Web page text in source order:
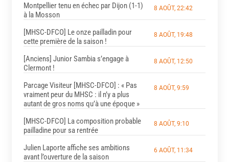
Montpellier tenu en échec par Dijon (1-1)
à la Mosson
8 AOÛT, 22:42
[MHSC-DFCO] Le onze pailladin pour
cette première de la saison !
8 AOÛT, 19:48
[Anciens] Junior Sambia s’engage à
Clermont !
8 AOÛT, 12:50
Parcage Visiteur [MHSC-DFCO] : « Pas
vraiment peur du MHSC : il n’y a plus
autant de gros noms qu’à une époque »
8 AOÛT, 9:59
[MHSC-DFCO] La composition probable
pailladine pour sa rentrée
8 AOÛT, 9:10
Julien Laporte affiche ses ambitions
avant l’ouverture de la saison
6 AOÛT, 11:34